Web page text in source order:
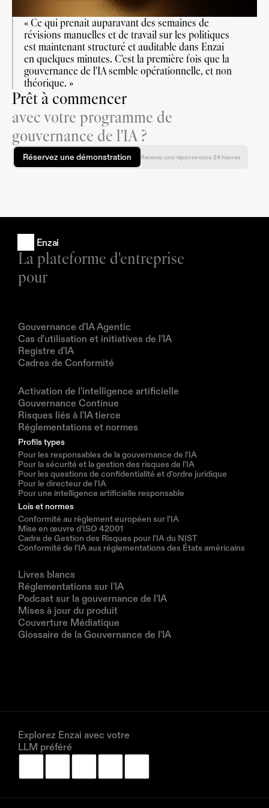
« Ce qui prenait auparavant des semaines de
révisions manuelles et de travail sur les politiques
est maintenant structuré et auditable dans Enzai
en quelques minutes. C'est la première fois que la
gouvernance de l'IA semble opérationnelle, et non
théorique. »
Prêt à commencer
avec votre programme de
gouvernance de l'IA ?
Réservez une démonstration Recevez une réponse sous 24 heures
Enzai
La plateforme d'entreprise
pour
Gouvernance d'IA Agentic
Cas d'utilisation et initiatives de l'IA
Registre d'IA
Cadres de Conformité
Activation de l'intelligence artificielle
Gouvernance Continue
Risques liés à l'IA tierce
Réglementations et normes
Profils types
Pour les responsables de la gouvernance de l'IA
Pour la sécurité et la gestion des risques de l'IA
Pour les questions de confidentialité et d'ordre juridique
Pour le directeur de l'IA
Pour une intelligence artificielle responsable
Lois et normes
Conformité au règlement européen sur l'IA
Mise en œuvre d’ISO 42001
Cadre de Gestion des Risques pour l'IA du NIST
Conformité de l'IA aux réglementations des États américains
Livres blancs
Réglementations sur l'IA
Podcast sur la gouvernance de l'IA
Mises à jour du produit
Couverture Médiatique
Glossaire de la Gouvernance de l'IA
Explorez Enzai avec votre
LLM préféré